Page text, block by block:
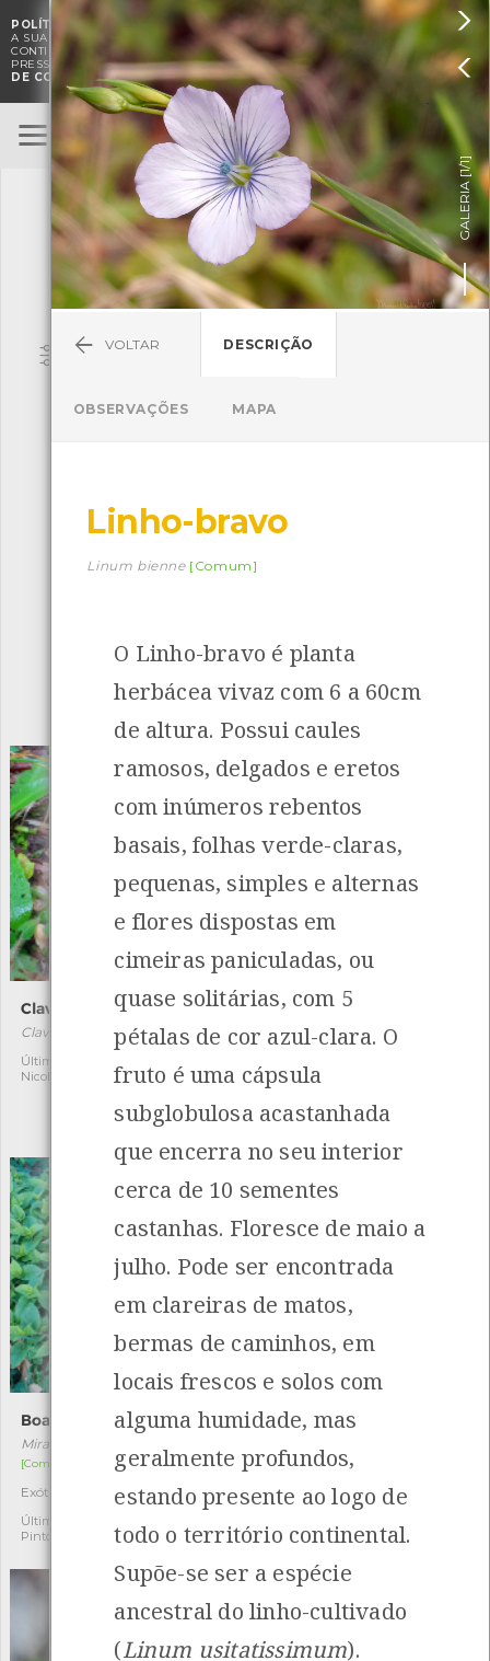
POLÍTICA DE COOKIES
. O CMIA UTILIZA COOKIES PARA MELHORAR
A SUA EXPERIÊNCIA DE NAVEGAÇÃO E PARA FINS ESTATÍSTICOS.
CONTINUAÇÃO DA UTILIZAÇÃO DESTE WEBSITE E SERVIÇOS
PRESSUPÕE A ACEITAÇÃO DA UTILIZAÇÃO DE COOKIES.
DE COOKIES

ENTRAR
BioRegisto
TERMOS DE UTILIZAÇÃO
SUBMETER OBSERVAÇÃO
Pesquisa
Descarregar a app BioRegisto
Espécies 4839 Observações
Clavariadelphus pistillaris
Clavariadelphus pistillaris
Última observação por:
Nicole Viana
Suillus grevillei
Suillus grevillei
Autóctone
Última observação por:
Nicole Viana
Boas-noites
Mirabilis jalapa
[Comum]
Exótica
Última observação por: Laura
Pinto
1
Douradinha-grande
[Comum]
Autóctone
Mónica Rocha


GALERIA [
1/1
]
VOLTAR DESCRIÇÃO
OBSERVAÇÕES MAPA
Linho-bravo
Linum bienne [Comum]
O Linho-bravo é planta
herbácea vivaz com 6 a 60cm
de altura. Possui caules
ramosos, delgados e eretos
com inúmeros rebentos
basais, folhas verde-claras,
pequenas, simples e alternas
e flores dispostas em
cimeiras paniculadas, ou
quase solitárias, com 5
pétalas de cor azul-clara. O
fruto é uma cápsula
subglobulosa acastanhada
que encerra no seu interior
cerca de 10 sementes
castanhas. Floresce de maio a
julho. Pode ser encontrada
em clareiras de matos,
bermas de caminhos, em
locais frescos e solos com
alguma humidade, mas
geralmente profundos,
estando presente ao logo de
todo o território continental.
Supõe-se ser a espécie
ancestral do linho-cultivado
(Linum usitatissimum).